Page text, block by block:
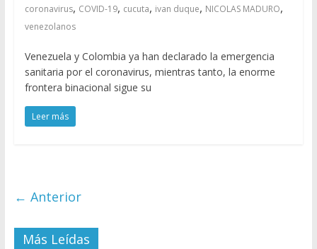
coronavirus, COVID-19, cucuta, ivan duque, NICOLAS MADURO,
venezolanos
Venezuela y Colombia ya han declarado la emergencia
sanitaria por el coronavirus, mientras tanto, la enorme
frontera binacional sigue su
Leer más
← Anterior
Más Leídas